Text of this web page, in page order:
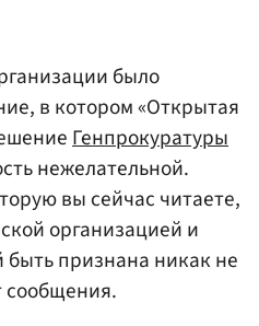
было
в котором «Открытая
Генпрокуратуры
нежелательной.
вы сейчас читаете,
организацией и
признана никак не
сообщения.